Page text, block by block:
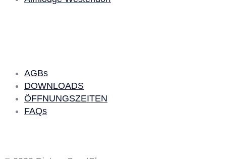
AGBs
DOWNLOADS
ÖFFNUNGSZEITEN
FAQs